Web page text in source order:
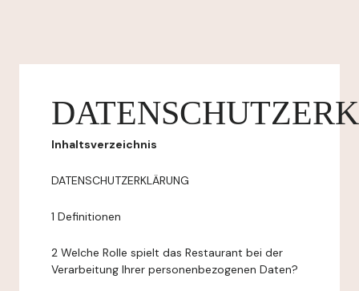
Inhaltsverzeichnis
DATENSCHUTZERKLÄRUNG
1 Definitionen
2 Welche Rolle spielt das Restaurant bei der
Verarbeitung Ihrer personenbezogenen Daten?